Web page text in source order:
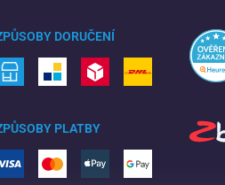
DORUČENÍ
PLATBY